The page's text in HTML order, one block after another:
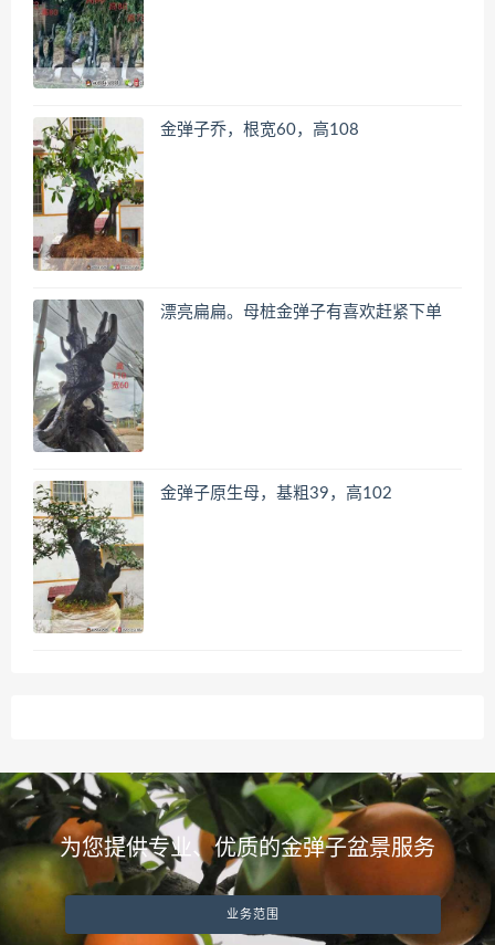
金弹子乔，根宽60，高108
漂亮扁扁。母桩金弹子有喜欢赶紧下单
金弹子原生母，基粗39，高102
为您提供专业、优质的金弹子盆景服务
业务范围